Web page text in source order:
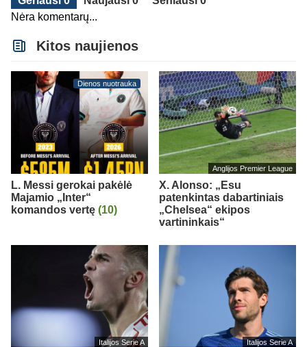
Nėra komentarų...
Kitos naujienos
Dienos nuotrauka
L. Messi gerokai pakėlė
Majamio „Inter“
komandos vertę (10)
Anglijos Premier League
X. Alonso: „Esu
patenkintas dabartiniais
„Chelsea“ ekipos
vartininkais“
Italijos Serie A Italijos Serie A